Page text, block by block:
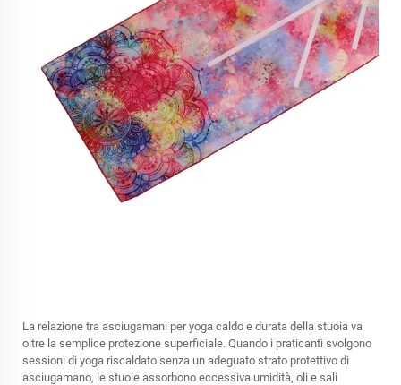
La relazione tra asciugamani per yoga caldo e durata della stuoia va
oltre la semplice protezione superficiale. Quando i praticanti svolgono
sessioni di yoga riscaldato senza un adeguato strato protettivo di
asciugamano, le stuoie assorbono eccessiva umidità, oli e sali